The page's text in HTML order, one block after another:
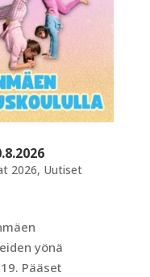
2026, Uutiset
yönä
Pääset